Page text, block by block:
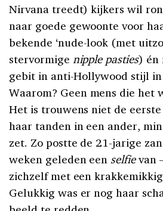
Nirvana treedt) kijkers wil
naar goede gewoonte voor
bekende ‘nude-look (met
stervormige nipple pasties) én
gebit in anti-Hollywood stijl in
Waarom? Geen mens die het
Het is trouwens niet de
haar tanden in een ander,
zet. Zo postte de 21-jarige
weken geleden een selfievan
zichzelf met een
Gelukkig was er nog haar